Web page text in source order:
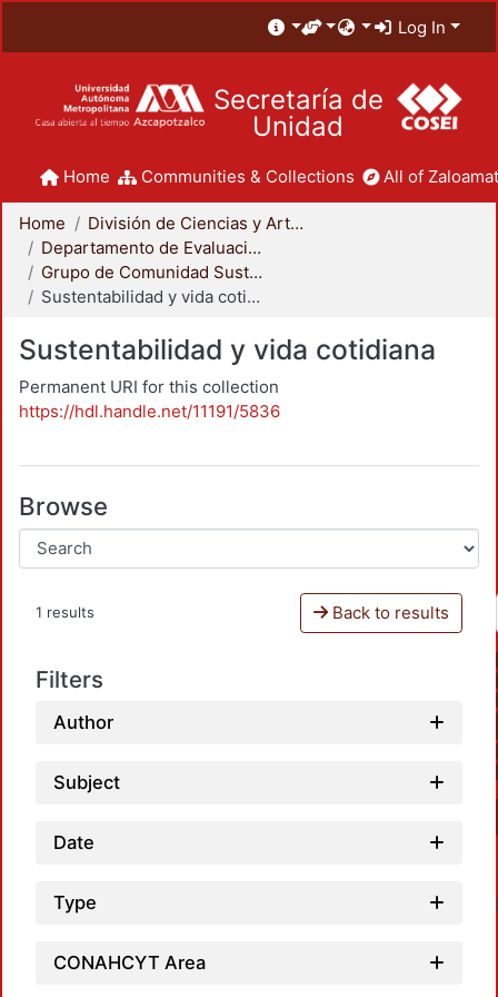
Log In
Secretaría de
Unidad
Home Communities & Collections All of
Home
División de Ciencias y Artes para el Diseño
Departamento de Evaluación del Diseño en el Tiempo
Grupo de Comunidad Sustentable
Sustentabilidad y vida cotidiana
Sustentabilidad y vida cotidiana
Permanent URI for this collection
https://hdl.handle.net/11191/5836
Browse
1 results Back to results
Filters
Author
Subject
Date
Type
CONAHCYT Area